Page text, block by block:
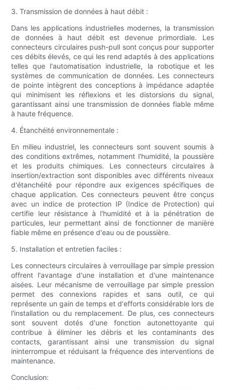
3. Transmission de données à haut débit :
Dans les applications industrielles modernes, la transmission
de données à haut débit est devenue primordiale. Les
connecteurs circulaires push-pull sont conçus pour supporter
ces débits élevés, ce qui les rend adaptés à des applications
telles que l'automatisation industrielle, la robotique et les
systèmes de communication de données. Les connecteurs
de pointe intègrent des conceptions à impédance adaptée
qui minimisent les réflexions et les distorsions du signal,
garantissant ainsi une transmission de données fiable même
à haute fréquence.
4. Étanchéité environnementale :
En milieu industriel, les connecteurs sont souvent soumis à
des conditions extrêmes, notamment l'humidité, la poussière
et les produits chimiques. Les connecteurs circulaires à
insertion/extraction sont disponibles avec différents niveaux
d'étanchéité pour répondre aux exigences spécifiques de
chaque application. Ces connecteurs peuvent être conçus
avec un indice de protection IP (Indice de Protection) qui
certifie leur résistance à l'humidité et à la pénétration de
particules, leur permettant ainsi de fonctionner de manière
fiable même en présence d'eau ou de poussière.
5. Installation et entretien faciles :
Les connecteurs circulaires à verrouillage par simple pression
offrent l'avantage d'une installation et d'une maintenance
aisées. Leur mécanisme de verrouillage par simple pression
permet des connexions rapides et sans outil, ce qui
représente un gain de temps et d'efforts considérable lors de
l'installation ou du remplacement. De plus, ces connecteurs
sont souvent dotés d'une fonction autonettoyante qui
contribue à éliminer les débris et les contaminants des
contacts, garantissant ainsi une transmission du signal
ininterrompue et réduisant la fréquence des interventions de
maintenance.
Conclusion: